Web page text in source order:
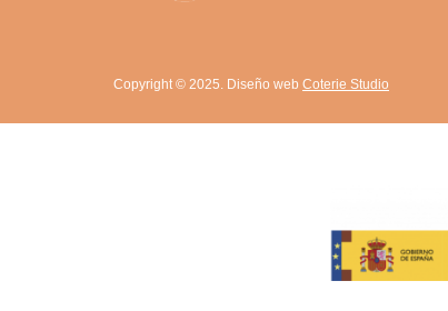
Copyright © 2025. Diseño web Coterie Studio